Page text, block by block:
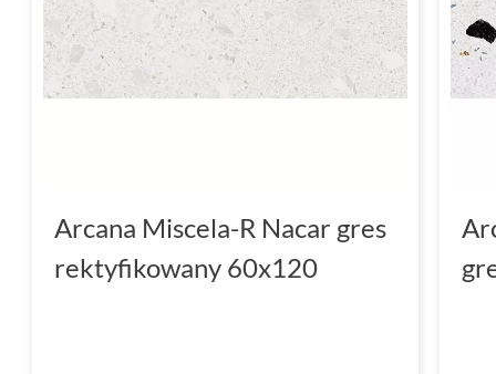
Arcana Miscela-R Nacar gres
rektyfikowany 60x120